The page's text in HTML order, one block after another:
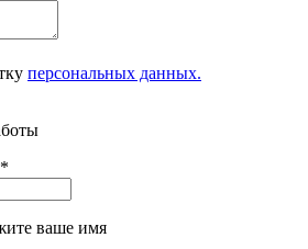
персональных данных.
ваше имя